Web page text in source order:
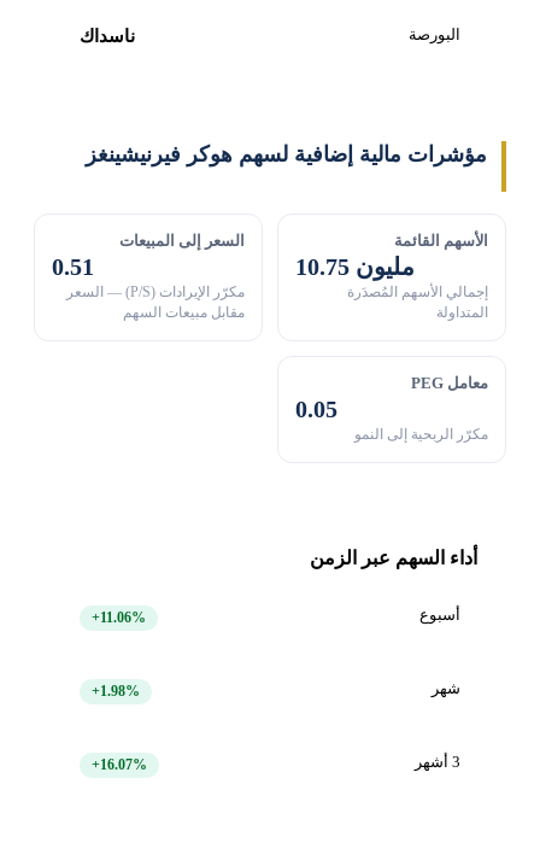
البورصة ناسداك
مؤشرات مالية إضافية لسهم هوكر فيرنيشينغز
الأسهم القائمة
10.75 مليون
إجمالي الأسهم المُصدَرة
المتداولة
السعر إلى المبيعات
0.51
مكرّر الإيرادات (P/S) — السعر
مقابل مبيعات السهم
معامل PEG
0.05
مكرّر الربحية إلى النمو
أداء السهم عبر الزمن
أسبوع +11.06%
شهر +1.98%
3 أشهر +16.07%